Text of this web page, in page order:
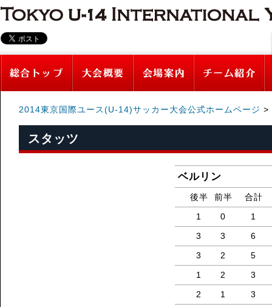
2014東京国際ユース(U-14)サッカー大会公式ホームページ >
スタッツ
ベルリン
後半 前半
合計
1
0
1
3
3
6
3
2
5
1
2
3
2
1
3